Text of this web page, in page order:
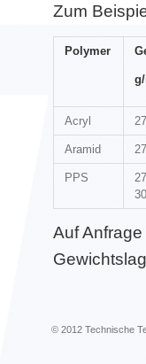
Zum
Polymer
Acryl
Aramid
PPS
Auf
© 2012 Technische